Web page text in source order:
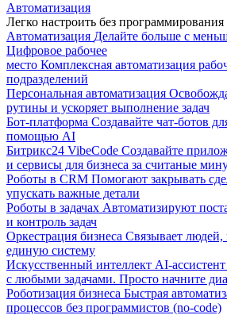
Автоматизация
Легко настроить без программирования
Автоматизация Делайте больше с
Цифровое рабочее
место Комплексная автоматизация
подразделений
Персональная автоматизация
рутины и ускоряет выполнение задач
Бот-платформа Создавайте чат-ботов
помощью AI
Битрикс24 VibeCode Создавайте
и сервисы для бизнеса за считаные
Роботы в CRM Помогают закрывать
упускать важные детали
Роботы в задачах Автоматизируют
и контроль задач
Оркестрация бизнеса Связывает
единую систему
Искусственный интеллект AI-
с любыми задачами. Просто начните
Роботизация бизнеса Быстрая
процессов без программистов (no-code)